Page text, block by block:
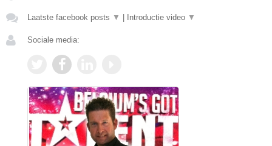
Laatste facebook posts ▼ Introductie video ▼
Sociale media: